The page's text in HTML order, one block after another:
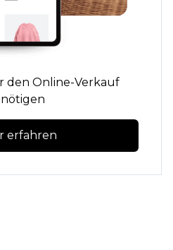
den Online-Verkauf
erfahren